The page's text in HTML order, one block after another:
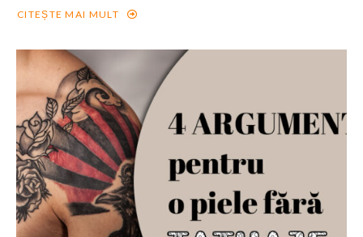
CITEȘTE MAI MULT